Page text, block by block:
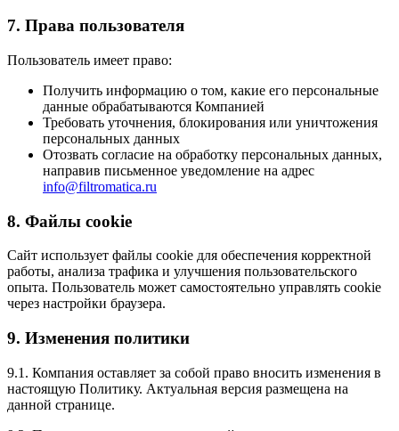
7. Права пользователя
Пользователь имеет право:
Получить информацию о том, какие его персональные
данные обрабатываются Компанией
Требовать уточнения, блокирования или уничтожения
персональных данных
Отозвать согласие на обработку персональных данных,
направив письменное уведомление на адрес
info@filtromatica.ru
8. Файлы cookie
Сайт использует файлы cookie для обеспечения корректной
работы, анализа трафика и улучшения пользовательского
опыта. Пользователь может самостоятельно управлять cookie
через настройки браузера.
9. Изменения политики
9.1. Компания оставляет за собой право вносить изменения в
настоящую Политику. Актуальная версия размещена на
данной странице.